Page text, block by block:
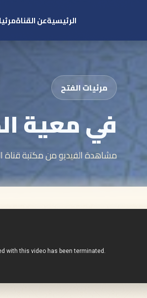
الرئيسيةعن القناة
مرئيات الفتح
في معية
مشاهدة الفيديو من مكتبة قناة